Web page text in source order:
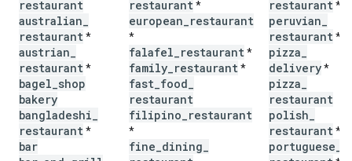
restaurant
australian
restaurant*
austrian
restaurant*
bagel shop
bakery
bangladeshi
restaurant*
bar
restaurant*
european restaurant
*
falafel restaurant*
family restaurant*
fast food
restaurant
filipino restaurant
*
fine dining
restaurant*
peruvian
restaurant*
pizza
delivery*
pizza
restaurant
polish
restaurant*
portuguese